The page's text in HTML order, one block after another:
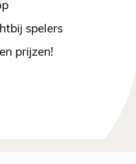
spelers
prijzen!